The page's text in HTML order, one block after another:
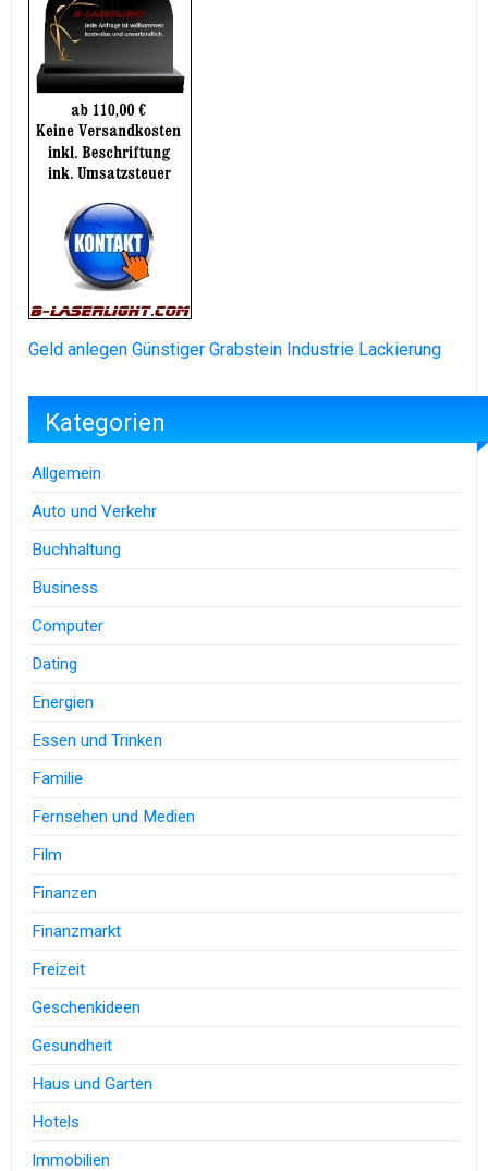
Geld anlegen Günstiger Grabstein Industrie Lackierung
Kategorien
Allgemein
Auto und Verkehr
Buchhaltung
Business
Computer
Dating
Energien
Essen und Trinken
Familie
Fernsehen und Medien
Film
Finanzen
Finanzmarkt
Freizeit
Geschenkideen
Gesundheit
Haus und Garten
Hotels
Immobilien